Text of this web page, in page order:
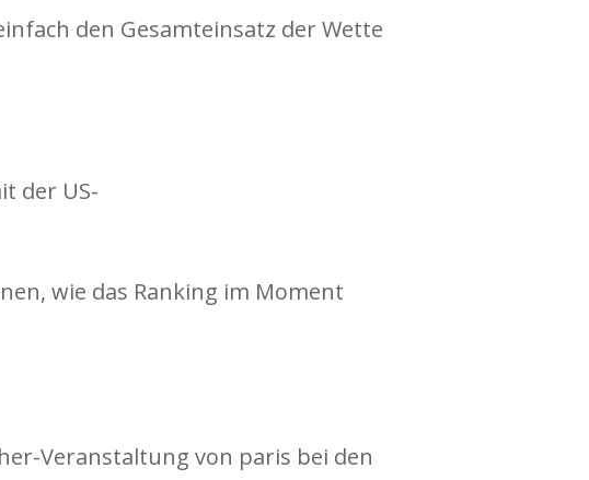
den Gesamteinsatz der Wette
der US-
wie das Ranking im Moment
Veranstaltung von paris bei den